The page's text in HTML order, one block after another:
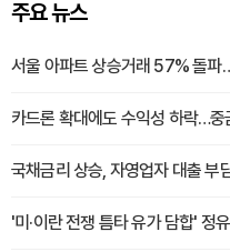
주요 뉴스
서울 아파트 상승거래 57% 돌파
카드론 확대에도 수익성 하락…중
국채금리 상승, 자영업자 대출 부
'미·이란 전쟁 틈타 유가 담합'